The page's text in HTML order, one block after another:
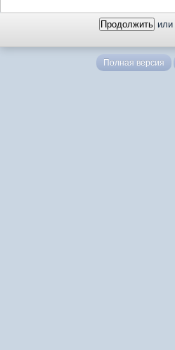
или
Полная версия